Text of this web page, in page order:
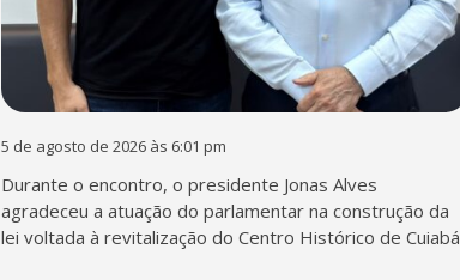
5 de agosto de 2026 às 6:01 pm
Durante o encontro, o presidente Jonas Alves
agradeceu a atuação do parlamentar na construção da
lei voltada à revitalização do Centro Histórico de Cuiabá